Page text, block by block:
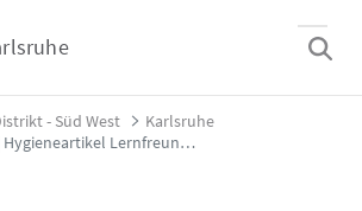
30 | Hygieneartikel
- Süd West
Karlsruhe
Artikel: 2020-10-30 | Hygieneartikel Lernfreundehaus